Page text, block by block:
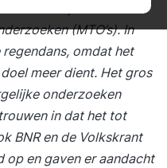
(MTO’s). In
omdat het
meer dient. Het gros
onderzoeken
in dat het tot
BNR en de Volkskrant
en gaven er aandacht